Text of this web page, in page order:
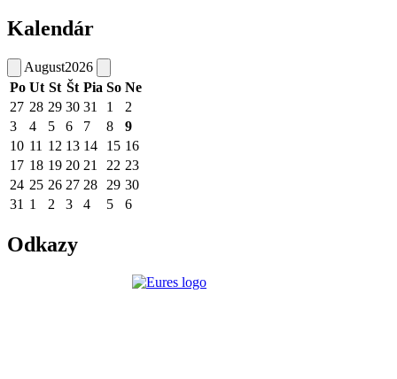
Kalendár
August2026
Po Ut St Št Pia So Ne
27 28 29 30 31 1
2
3
4 5 6 7 8
9
10 11 12 13 14 15 16
17 18 19 20 21 22 23
24 25 26 27 28 29 30
31 1 2 3 4 5 6
Odkazy